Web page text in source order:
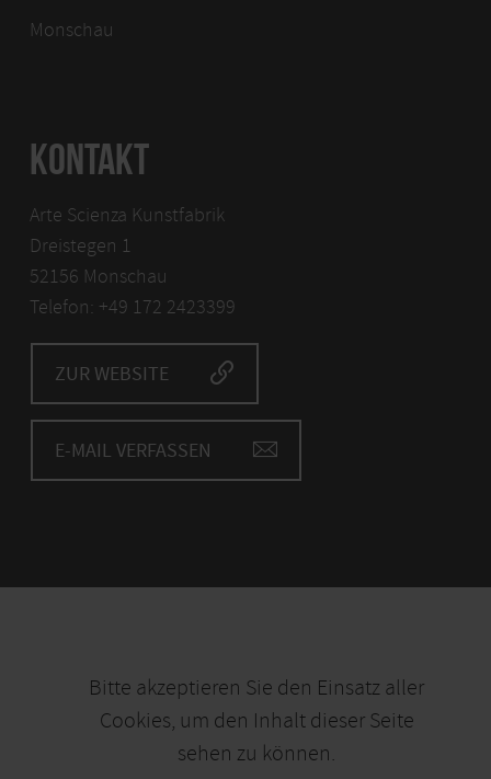
Monschau
KONTAKT
Arte Scienza Kunstfabrik
Dreistegen 1
52156 Monschau
Telefon: +49 172 2423399
ZUR WEBSITE
E-MAIL VERFASSEN
Bitte akzeptieren Sie den Einsatz aller
Cookies, um den Inhalt dieser Seite
sehen zu können.